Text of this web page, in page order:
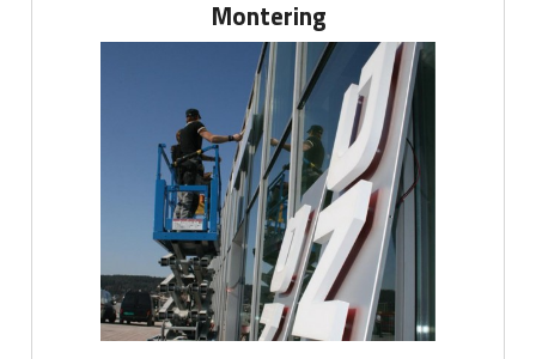
Montering